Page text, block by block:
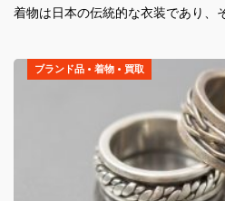
着物は日本の伝統的な衣装であり、
ブランド品 • 着物 • 買取